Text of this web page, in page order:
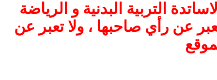
التربية البدنية و الرياضة
عن رأي صاحبها ، ولا تعبر عن